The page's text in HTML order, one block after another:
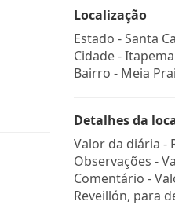
Localização
Estado -Santa
Cidade -Itapema
Bairro - Meia
Detalhes da
Valor da diária -
Observações -
Comentário -
Reveillón, para